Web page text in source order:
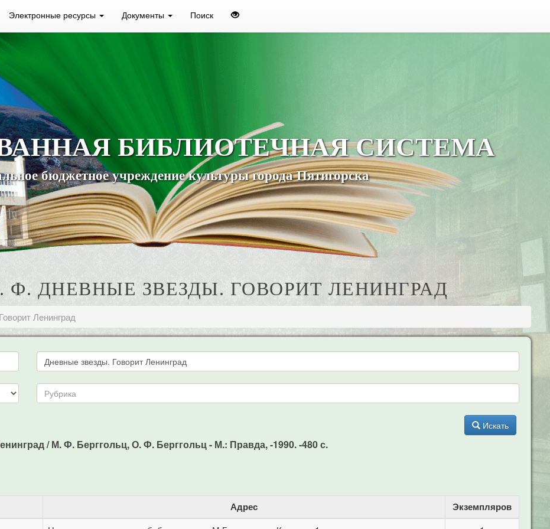
Электронные ресурсы Документы Поиск
БИБЛИОТЕЧНАЯ СИСТЕМА
бюджетное учреждение культуры города Пятигорска
Ф. ДНЕВНЫЕ ЗВЕЗДЫ. ГОВОРИТ ЛЕНИНГРАД
Ленинград
Искать
/ М. Ф. Берггольц, О. Ф. Берггольц - М.: Правда, -1990. -480 с.
Адрес Экземпляров